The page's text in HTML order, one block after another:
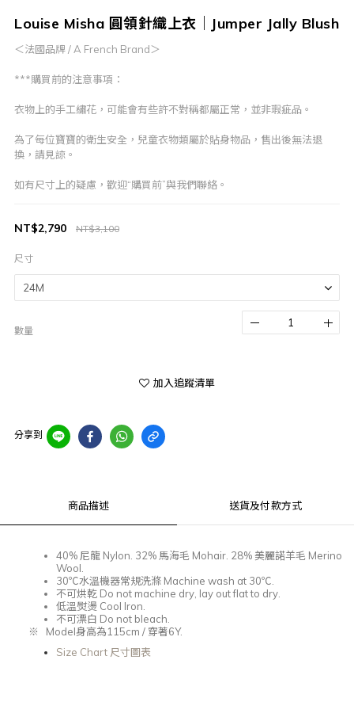
Louise Misha 圓領針織上衣｜Jumper Jally Blush
＜法國品牌 / A French Brand＞
***購買前的注意事項：
衣物上的手工繡花，可能會有些許不對稱都屬正常，並非瑕疵品。
為了每位寶寶的衛生安全，兒童衣物類屬於貼身物品，售出後無法退
換，請見諒。
如有尺寸上的疑慮，歡迎“購買前”與我們聯絡。
NT$3,100
NT$2,790
尺寸
數量
加入追蹤清單
分享到
商品描述 送貨及付款方式
40% 尼龍 Nylon. 32% 馬海毛 Mohair. 28% 美麗諾羊毛 Merino
Wool.
30℃水溫機器常規洗滌 Machine wash at 30℃.
不可烘乾 Do not machine dry, lay out flat to dry.
低溫熨燙 Cool Iron.
不可漂白 Do not bleach.
※
Model身高為115cm / 穿著6Y.
Size Chart 尺寸圖表